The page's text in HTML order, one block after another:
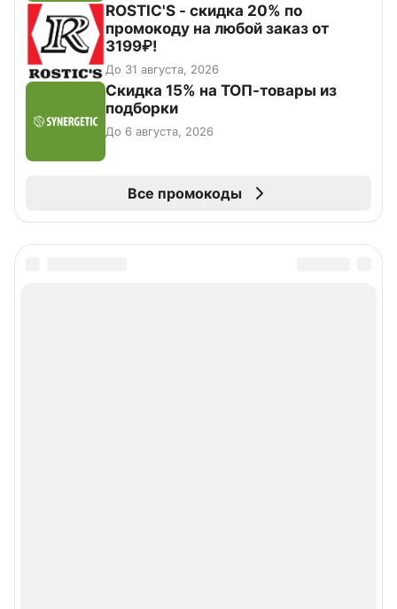
ROSTIC'S - скидка 20% по
промокоду на любой заказ от
3199₽!
До 31 августа, 2026
Скидка 15% на ТОП-товары из
подборки
До 6 августа, 2026
Все промокоды